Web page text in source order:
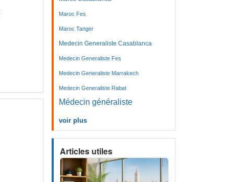
Maroc Fes
Maroc Tanger
Medecin Generaliste Casablanca
Medecin Generaliste Fes
Medecin Generaliste Marrakech
Medecin Generaliste Rabat
Médecin généraliste
voir plus
Articles utiles